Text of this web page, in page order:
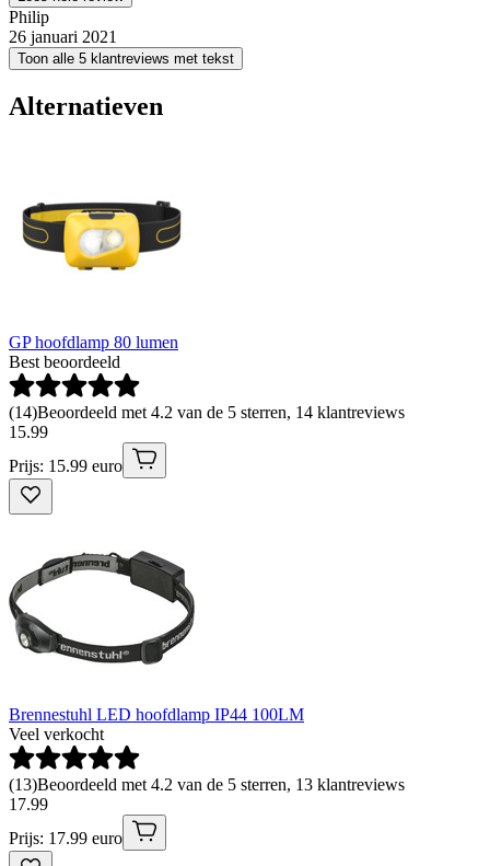
Philip
26 januari 2021
Toon alle 5 klantreviews met tekst
Alternatieven
GP hoofdlamp 80 lumen
Best beoordeeld
(14)Beoordeeld met 4.2 van de 5 sterren, 14 klantreviews
15.99
Prijs: 15.99 euro
Brennestuhl LED hoofdlamp IP44 100LM
Veel verkocht
(13)Beoordeeld met 4.2 van de 5 sterren, 13 klantreviews
17.99
Prijs: 17.99 euro